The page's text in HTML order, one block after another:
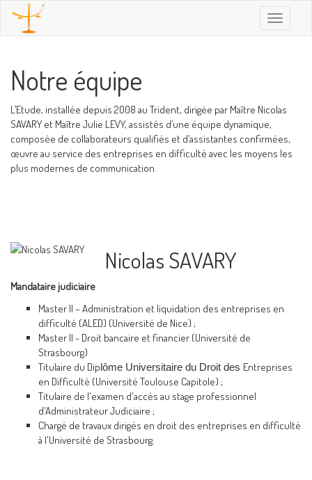
Toggle
Notre équipe
L’Etude, installée depuis 2008 au Trident, dirigée par Maître Nicolas
SAVARY et Maître Julie LEVY, assistés d’une équipe dynamique,
composée de collaborateurs qualifiés et d’assistantes confirmées,
œuvre au service des entreprises en difficulté avec les moyens les
plus modernes de communication.
Nicolas SAVARY
Mandataire judiciaire
Master II – Administration et liquidation des entreprises en
difficulté (ALED) (Université de Nice) ;
Master II - Droit bancaire et financier (Université de
Strasbourg)
Titulaire du Diplôme Universitaire du Droit des Entreprises
en Difficulté (Université Toulouse Capitole) ;
Titulaire de l'examen d'accès au stage professionnel
d'Administrateur Judiciaire ;
Chargé de travaux dirigés en droit des entreprises en difficulté
à l'Université de Strasbourg.